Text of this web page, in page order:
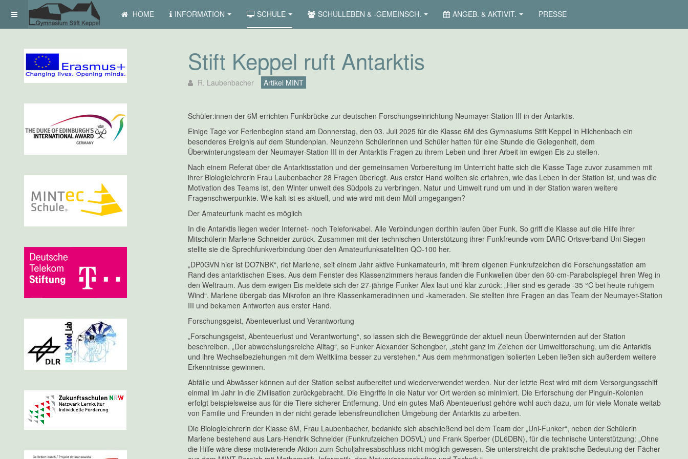
HOME INFORMATION SCHULE SCHULLEBEN & -GEMEINSCH. ANGEB. & AKTIVIT. PRESSE
Stift Keppel ruft Antarktis
R. Laubenbacher Artikel MINT
Schüler:innen der 6M errichten Funkbrücke zur deutschen Forschungseinrichtung Neumayer-Station III in der Antarktis.
Einige Tage vor Ferienbeginn stand am Donnerstag, den 03. Juli 2025 für die Klasse 6M des Gymnasiums Stift Keppel in Hilchenbach ein
besonderes Ereignis auf dem Stundenplan. Neunzehn Schülerinnen und Schüler hatten für eine Stunde die Gelegenheit, dem
Überwinterungsteam der Neumayer-Station III in der Antarktis Fragen zu ihrem Leben und ihrer Arbeit im ewigen Eis zu stellen.
Nach einem Referat über die Antarktisstation und der gemeinsamen Vorbereitung im Unterricht hatte sich die Klasse Tage zuvor zusammen mit
ihrer Biologielehrerin Frau Laubenbacher 28 Fragen überlegt. Aus erster Hand wollten sie erfahren, wie das Leben in der Station ist, und was die
Motivation des Teams ist, den Winter unweit des Südpols zu verbringen. Natur und Umwelt rund um und in der Station waren weitere
Fragenschwerpunkte. Wie kalt ist es aktuell, und wie wird mit dem Müll umgegangen?
Der Amateurfunk macht es möglich
In die Antarktis liegen weder Internet- noch Telefonkabel. Alle Verbindungen dorthin laufen über Funk. So griff die Klasse auf die Hilfe ihrer
Mitschülerin Marlene Schneider zurück. Zusammen mit der technischen Unterstützung ihrer Funkfreunde vom DARC Ortsverband Uni Siegen
stellte sie die Sprechfunkverbindung über den Amateurfunksatelliten QO-100 her.
„DP0GVN hier ist DO7NBK“, rief Marlene, seit einem Jahr aktive Funkamateurin, mit ihrem eigenen Funkrufzeichen die Forschungsstation am
Rand des antarktischen Eises. Aus dem Fenster des Klassenzimmers heraus fanden die Funkwellen über den 60-cm-Parabolspiegel ihren Weg in
den Weltraum. Aus dem ewigen Eis meldete sich der 27-jährige Funker Alex laut und klar zurück: „Hier sind es gerade -35 °C bei heute ruhigem
Wind“. Marlene übergab das Mikrofon an ihre Klassenkameradinnen und -kameraden. Sie stellten ihre Fragen an das Team der Neumayer-Station
III und bekamen Antworten aus erster Hand.
Forschungsgeist, Abenteuerlust und Verantwortung
„Forschungsgeist, Abenteuerlust und Verantwortung“, so lassen sich die Beweggründe der aktuell neun Überwinternden auf der Station
beschreiben. „Der abwechslungsreiche Alltag“, so Funker Alexander Schengber, „steht ganz im Zeichen der Umweltforschung, um die Antarktis
und ihre Wechselbeziehungen mit dem Weltklima besser zu verstehen.“ Aus dem mehrmonatigen isolierten Leben ließen sich außerdem weitere
Erkenntnisse gewinnen.
Abfälle und Abwässer können auf der Station selbst aufbereitet und wiederverwendet werden. Nur der letzte Rest wird mit dem Versorgungsschiff
einmal im Jahr in die Zivilisation zurückgebracht. Die Eingriffe in die Natur vor Ort werden so minimiert. Die Erforschung der Pinguin-Kolonien
erfolgt beispielsweise aus für die Tiere sicherer Entfernung. Und ein gutes Maß Abenteuerlust gehöre wohl auch dazu, um für viele Monate weitab
von Familie und Freunden in der nicht gerade lebensfreundlichen Umgebung der Antarktis zu arbeiten.
Die Biologielehrerin der Klasse 6M, Frau Laubenbacher, bedankte sich abschließend bei dem Team der „Uni-Funker“, neben der Schülerin
Marlene bestehend aus Lars-Hendrik Schneider (Funkrufzeichen DO5VL) und Frank Sperber (DL6DBN), für die technische Unterstützung: „Ohne
die Hilfe wäre diese motivierende Aktion zum Schuljahresabschluss nicht möglich gewesen. Sie unterstreicht die praktische Bedeutung der Fächer